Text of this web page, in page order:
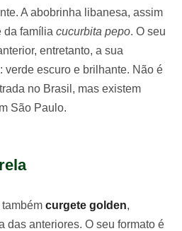
A abobrinha libanesa, assim
da família cucurbita pepo. O seu
entretanto, a sua
verde escuro e brilhante. Não é
no Brasil, mas existem
São Paulo.
curgete golden,
das anteriores. O seu formato é